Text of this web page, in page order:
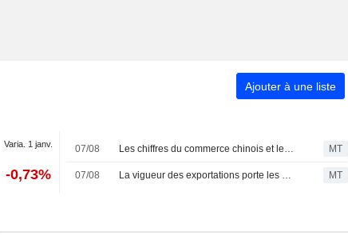
Ajouter à une liste
Varia. 1 janv.
-0,73%
07/08 Les chiffres du commerce chinois et les incertitudes dans le Golfe Persique agitent les bourses asiatiques MT
07/08 La vigueur des exportations porte les actions chinoises ; Haisco Pharmaceutical grimpe de 4 % MT